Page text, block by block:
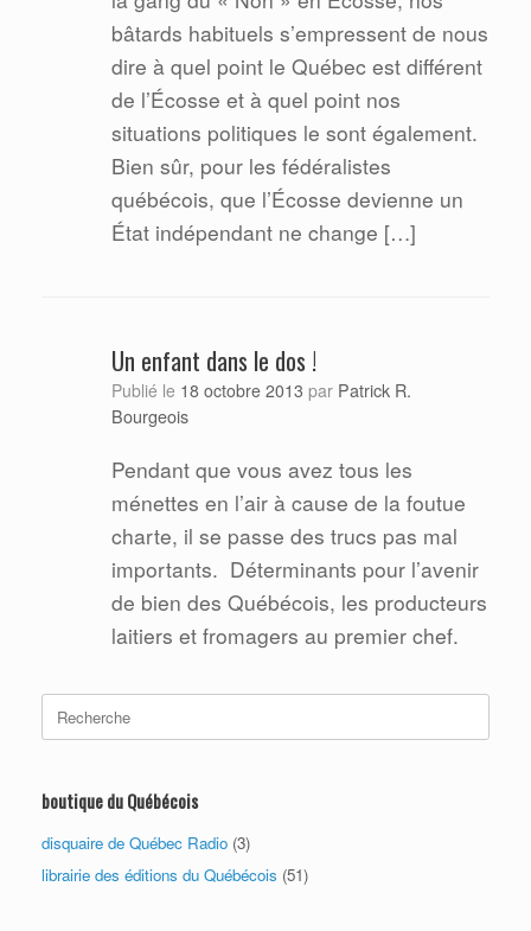
bâtards habituels s’empressent de nous
dire à quel point le Québec est différent
de l’Écosse et à quel point nos
situations politiques le sont également.
Bien sûr, pour les fédéralistes
québécois, que l’Écosse devienne un
État indépendant ne change […]
Un enfant dans le dos !
Publié le 18 octobre 2013 par Patrick R.
Bourgeois
Pendant que vous avez tous les
ménettes en l’air à cause de la foutue
charte, il se passe des trucs pas mal
importants. Déterminants pour l’avenir
de bien des Québécois, les producteurs
laitiers et fromagers au premier chef.
Search
for:
boutique du Québécois
disquaire de Québec Radio (3)
librairie des éditions du Québécois (51)